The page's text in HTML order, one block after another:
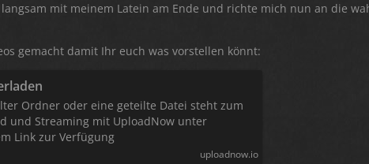
mit meinem Latein am Ende und richte mich nun an die
gemacht damit Ihr euch was vorstellen könnt:
Ordner oder eine geteilte Datei steht zum
und Streaming mit UploadNow unter
Link zur Verfügung
uploadnow.io